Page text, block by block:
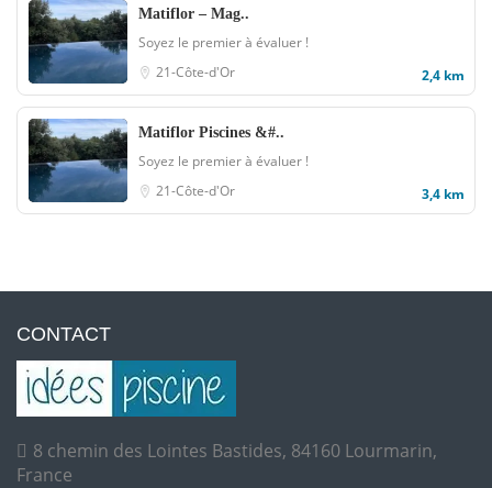
Matiflor – Mag..
Soyez le premier à évaluer !
21-Côte-d'Or
2,4 km
Matiflor Piscines &#..
Soyez le premier à évaluer !
21-Côte-d'Or
3,4 km
CONTACT
8 chemin des Lointes Bastides, 84160 Lourmarin,
France